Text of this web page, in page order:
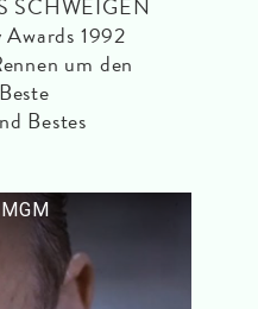
SCHWEIGEN
1992
um den
Bestes